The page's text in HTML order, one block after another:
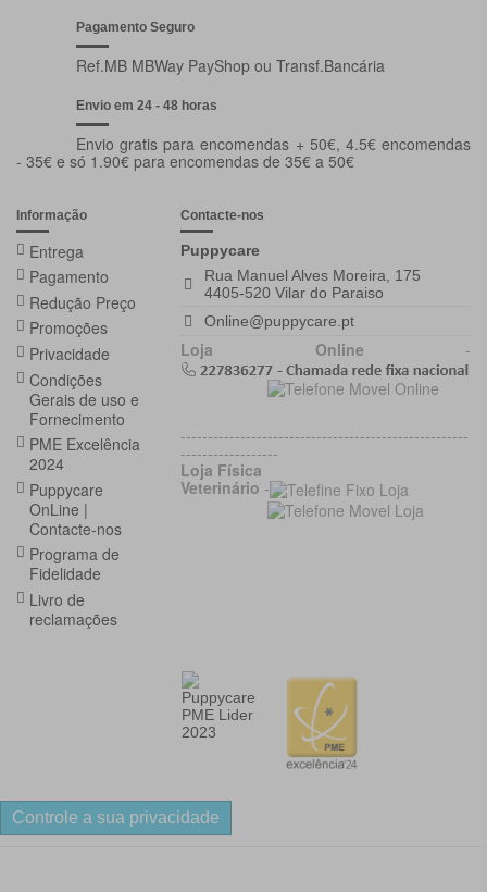
Pagamento Seguro
Ref.MB MBWay PayShop ou Transf.Bancária
Envio em 24 - 48 horas
Envio gratis para encomendas + 50€, 4.5€ encomendas
- 35€ e só 1.90€ para encomendas de 35€ a 50€
Informação
Entrega
Pagamento
Redução Preço
Promoções
Privacidade
Condições
Gerais de uso e
Fornecimento
PME Excelência
2024
Puppycare
OnLine |
Contacte-nos
Programa de
Fidelidade
Livro de
reclamações
Contacte-nos
Puppycare
Rua Manuel Alves Moreira, 175
4405-520 Vilar do Paraiso
Online@puppycare.pt
Loja Online -
-----------------------------------------------------
------------------
Loja Física
Veterinário -
Controle a sua privacidade